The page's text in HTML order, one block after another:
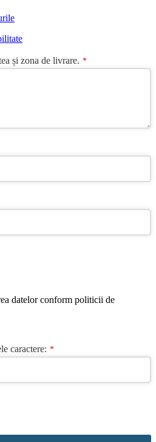
și zona de livrare. *
datelor conform politicii de
caractere: *